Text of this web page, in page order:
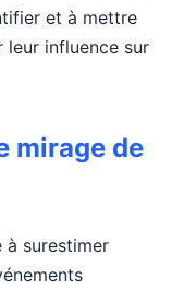
et à mettre
influence sur
mirage de
à surestimer